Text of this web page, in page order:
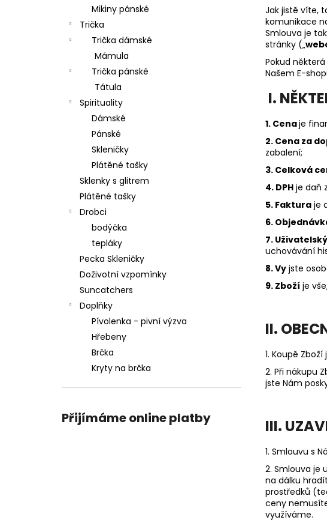
Mikiny pánské
Trička
Trička dámské
Mámula
Trička pánské
Tátula
Spirituality
Dámské
Pánské
Skleničky
Plátěné tašky
Sklenky s glitrem
Plátěné tašky
Drobci
bodýčka
tepláky
Pecka Skleničky
Doživotní vzpomínky
Suncatchers
Doplňky
Pívolenka - pivní výzva
Hřebeny
Brčka
Kryty na brčka
Přijímáme online platby
Jak jistě víte,
komunikace
Smlouva je
stránky („
Pokud
Našem E-
I.
1. Cenaje
2. Cena za
zabalení;
3. Celková
4. DPH je daň
5. Faktura je
6.
7.
uchovávání
8. Vy jste
9. Zboží je
II.
1. Koupě
2. Při nákupu
jste Nám
III.
1. Smlouvu s
2. Smlouva je
na dálku
prostředků
ceny
využíváme.